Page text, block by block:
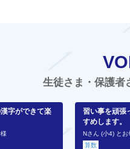
生徒さま・保護者
字ができて楽
習い事を頑張
すめします。
Nさん (小4) とお
算数